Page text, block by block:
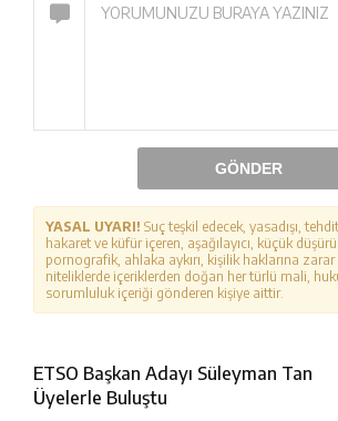
GÖNDER
YASAL UYARI! Suç teşkil edecek, yasadışı,
hakaret ve küfür içeren, aşağılayıcı, küçük
pornografik, ahlaka aykırı, kişilik haklarına
niteliklerde içeriklerden doğan her türlü mali,
sorumluluk içeriği gönderen kişiye aittir.
ETSO Başkan Adayı Süleyman Tan
Üyelerle Buluştu